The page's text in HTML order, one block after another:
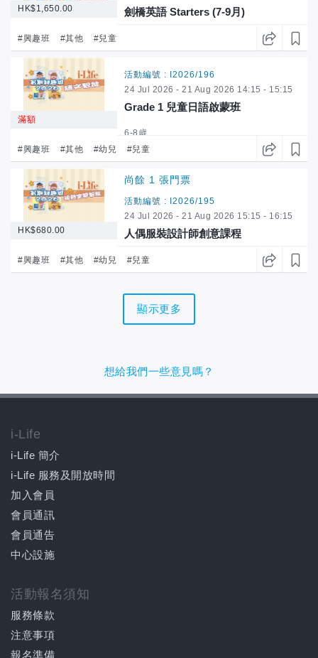
HK$1,650.00 劍橋英語 Starters (7-9月)
#興趣班 #其他 #兒童
滿額
活動編號 : I2026/196
24 Jul 2026 - 21 Aug 2026 14:15 - 15:15
Grade 1 兒童日語啟蒙班
6-8歲
#興趣班
#其他 #幼兒 #兒童
HK$680.00
尚餘 1 張門票
活動編號 : I2026/195
24 Jul 2026 - 21 Aug 2026 15:15 - 16:15
人偶服裝設計師創意課程
6-8歲
#興趣班 #其他 #幼兒 #兒童
顯示更多
想給我們一些意見嗎？
i-Life
i-Life 簡介
i-Life 服務及開放時間
加入會員
會員通訊
會員通告
中心設施
活動報名須知
服務條款
注意事項
報名準備